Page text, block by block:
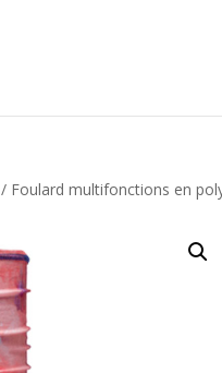
/ Foulard multifonctions en